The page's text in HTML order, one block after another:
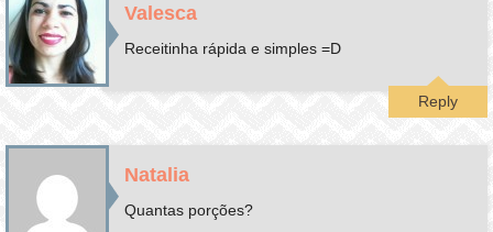
Valesca
Receitinha rápida e simples =D
Reply
Natalia
Quantas porções?